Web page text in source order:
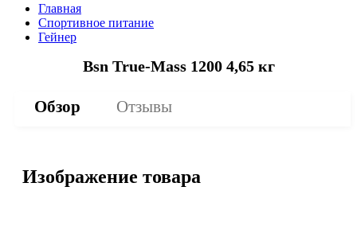
Главная
Спортивное питание
Гейнер
Bsn True-Mass 1200 4,65 кг
Обзор Отзывы
Изображение товара